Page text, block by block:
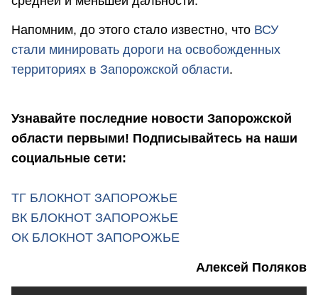
Напомним, до этого стало известно, что ВСУ
стали минировать дороги на освобожденных
территориях в Запорожской области.
Узнавайте последние новости Запорожской
области первыми! Подписывайтесь на наши
социальные сети:
ТГ БЛОКНОТ ЗАПОРОЖЬЕ
ВК БЛОКНОТ ЗАПОРОЖЬЕ
ОК БЛОКНОТ ЗАПОРОЖЬЕ
Алексей Поляков